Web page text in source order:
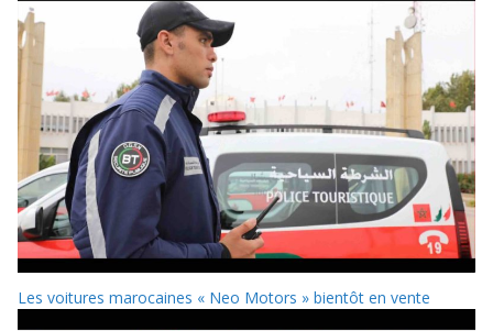
Les voitures marocaines « Neo Motors » bientôt en vente